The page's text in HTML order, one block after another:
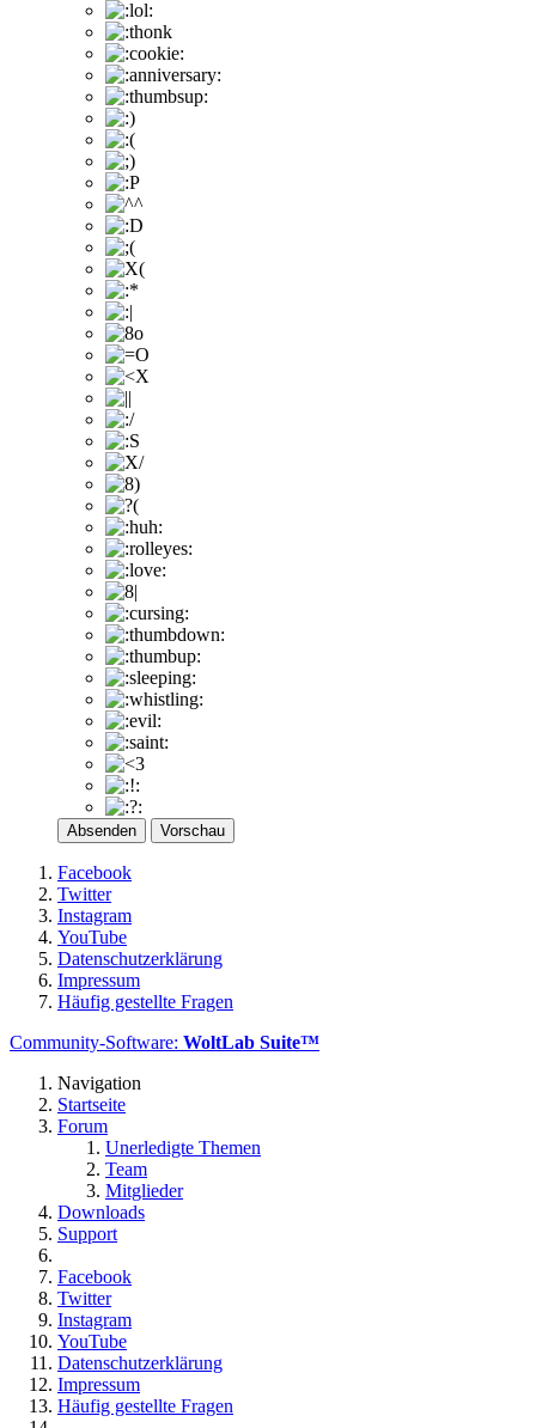
Absenden Vorschau
Facebook
Twitter
Instagram
YouTube
Datenschutzerklärung
Impressum
Häufig gestellte Fragen
Community-Software: WoltLab Suite™
Navigation
Startseite
Forum
Unerledigte Themen
Team
Mitglieder
Downloads
Support
Facebook
Twitter
Instagram
YouTube
Datenschutzerklärung
Impressum
Häufig gestellte Fragen